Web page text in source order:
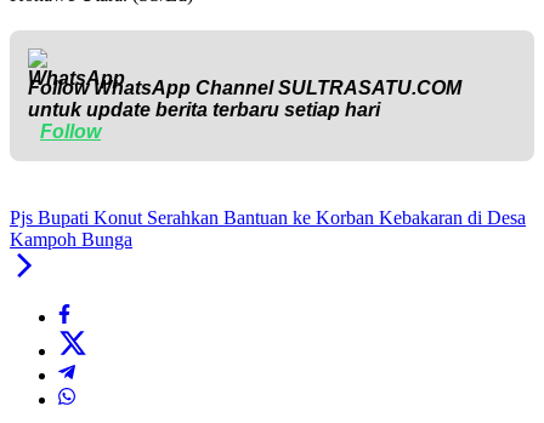
Follow WhatsApp ChannelSULTRASATU.COM
untuk update berita terbaru setiap hari
Follow
Pjs Bupati Konut Serahkan Bantuan ke Korban Kebakaran di Desa
Kampoh Bunga